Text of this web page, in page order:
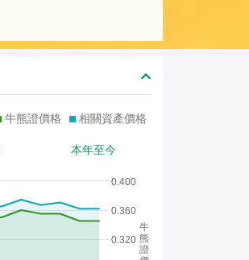
牛熊證價格 相關資產價格
本年至今
0.320
0.400
0.360
牛
熊
證